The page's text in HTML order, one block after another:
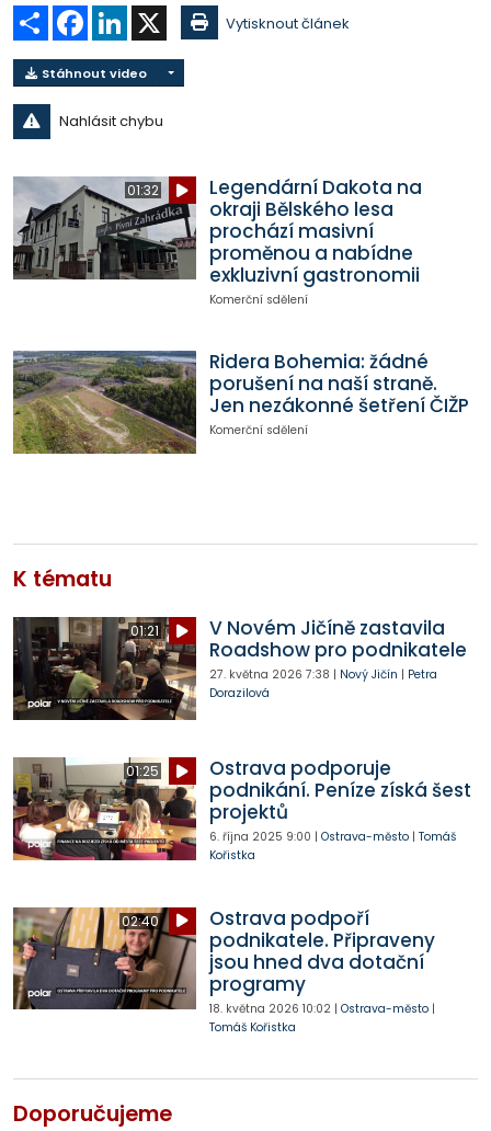
Sdílet Facebook
LinkedIn Vytisknout článek
Stáhnout video
Nahlásit chybu
01:32
Legendární Dakota na
okraji Bělského lesa
prochází masivní
proměnou a nabídne
exkluzivní gastronomii
Komerční sdělení
Ridera Bohemia: žádné
porušení na naší straně.
Jen nezákonné šetření ČIŽP
Komerční sdělení
K tématu
01:21
V Novém Jičíně zastavila
Roadshow pro podnikatele
27. května 2026 7:38 | Nový Jičín | Petra
Dorazilová
01:25
Ostrava podporuje
podnikání. Peníze získá šest
projektů
6. října 2025 9:00 | Ostrava-město| Tomáš
Kořistka
02:40
Ostrava podpoří
podnikatele. Připraveny
jsou hned dva dotační
programy
18. května 2026 10:02| Ostrava-město|
Tomáš Kořistka
Doporučujeme